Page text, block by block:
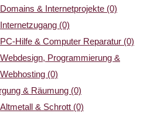
Domains & Internetprojekte (0)
Internetzugang (0)
PC-Hilfe & Computer Reparatur (0)
Webdesign, Programmierung &
Webhosting (0)
& Räumung (0)
Altmetall & Schrott (0)